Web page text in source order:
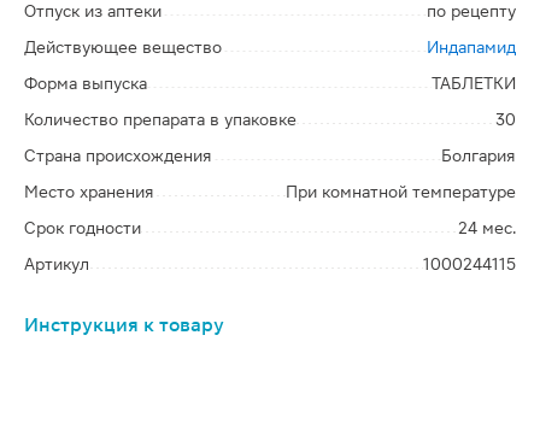
Отпуск из аптеки
по рецепту
Действующее вещество
Индапамид
Форма выпуска
ТАБЛЕТКИ
Количество препарата в упаковке
30
Страна происхождения
Болгария
Место хранения
При комнатной температуре
Срок годности
24 мес.
Артикул
1000244115
Инструкция к товару